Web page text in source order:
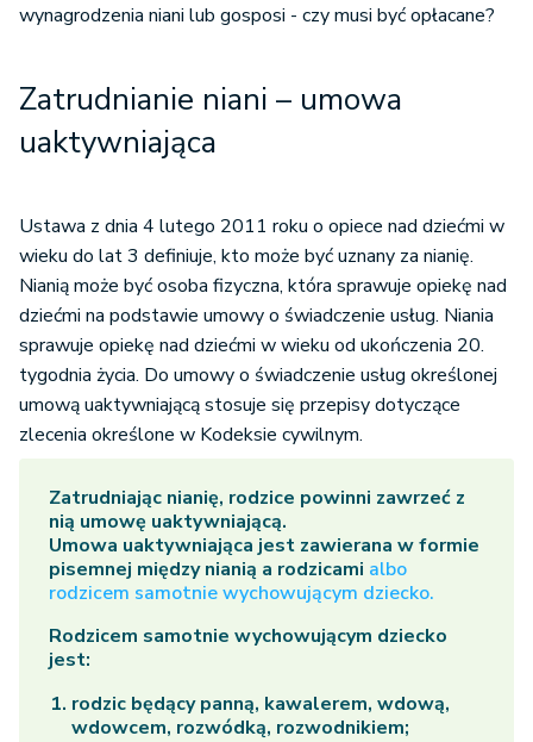
wynagrodzenia niani lub gosposi - czy musi być opłacane?
Zatrudnianie niani – umowa
uaktywniająca
Ustawa z dnia 4 lutego 2011 roku o opiece nad dziećmi w
wieku do lat 3 definiuje, kto może być uznany za nianię.
Nianią może być osoba fizyczna, która sprawuje opiekę nad
dziećmi na podstawie umowy o świadczenie usług. Niania
sprawuje opiekę nad dziećmi w wieku od ukończenia 20.
tygodnia życia. Do umowy o świadczenie usług określonej
umową uaktywniającą stosuje się przepisy dotyczące
zlecenia określone w Kodeksie cywilnym.
Zatrudniając nianię, rodzice powinni zawrzeć z
nią umowę uaktywniającą.
Umowa uaktywniająca jest zawierana w formie
pisemnej między nianią a rodzicami albo
rodzicem samotnie wychowującym dziecko.
Rodzicem samotnie wychowującym dziecko
jest:
rodzic będący panną, kawalerem, wdową,
wdowcem, rozwódką, rozwodnikiem;